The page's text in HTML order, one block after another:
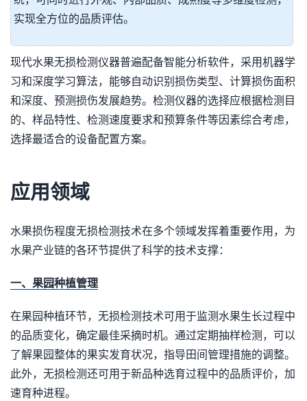
实现全方位的品质评估。
现代水果无损检测仪器普遍配备智能分析软件，采用机器学
习和深度学习算法，能够自动识别损伤类型、计算损伤面积
和深度、预测损伤发展趋势。检测仪器的选择应根据检测目
的、样品特性、检测速度要求和预算条件等因素综合考虑，
选择最适合的设备配置方案。
应用领域
水果损伤程度无损检测技术在多个领域发挥着重要作用，为
水果产业链的各环节提供了科学的技术支撑：
一、果园种植管理
在果园种植环节，无损检测技术可用于监测水果生长过程中
的品质变化，确定最佳采摘时机。通过定期抽样检测，可以
了解果园整体的果实发育状况，指导田间管理措施的调整。
此外，无损检测还可用于新品种选育过程中的品质评价，加
速育种进程。